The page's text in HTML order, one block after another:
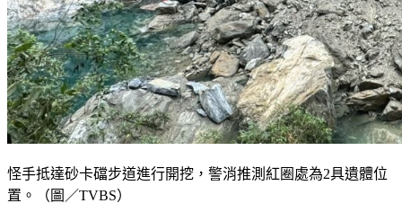
怪手抵達砂卡礑步道進行開挖，警消推測紅圈處為2具遺體位
置。（圖／TVBS）